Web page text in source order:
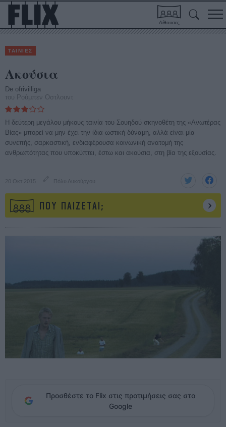
Αίθουσες
ΤΑΙΝΙΕΣ
Ακούσια
De ofrivilliga
του Ρούμπεν Οστλουντ
Η δεύτερη μεγάλου μήκους ταινία του Σουηδού σκηνοθέτη της «Ανωτέρας
Βίας» μπορεί να μην έχει την ίδια ωστική δύναμη, αλλά είναι μία
συνεπής, σαρκαστική, ενδιαφέρουσα κοινωνική ανατομή της
ανθρωπότητας που υποκύπτει, έστω και ακούσια, στη βία της εξουσίας.
20 Οκτ 2015 Πόλυ Λυκούργου
ΠΟΥ ΠΑΙΖΕΤΑΙ;
Προσθέστε το Flix στις προτιμήσεις σας στο
Google